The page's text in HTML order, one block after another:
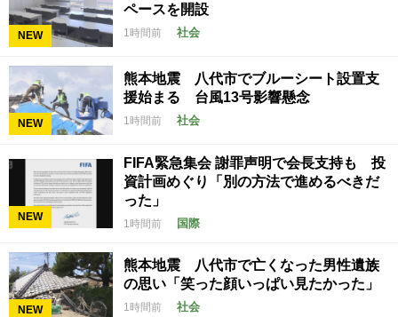
NEW
ペースを開設
1時間前 社会
NEW
熊本地震 八代市でブルーシート設置支
援始まる 台風13号影響懸念
1時間前 社会
NEW
FIFA緊急集会 謝罪声明で会長支持も 投
資計画めぐり「別の方法で進めるべきだ
った」
1時間前 国際
NEW
熊本地震 八代市で亡くなった男性遺族
の思い「笑った顔いっぱい見たかった」
1時間前 社会